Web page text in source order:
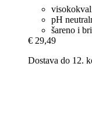
pH
šareno i
€ 29,49
Dostava do 12.